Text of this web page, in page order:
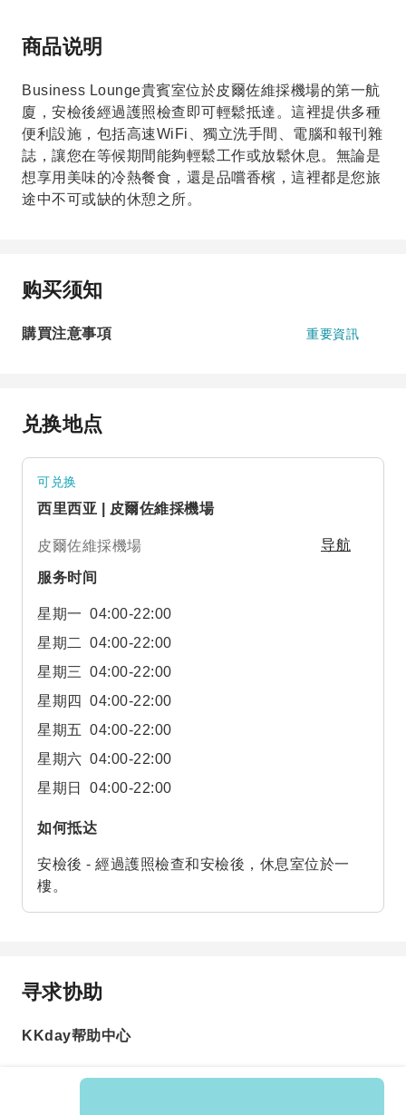
商品说明
Business Lounge貴賓室位於皮爾佐維採機場的第一航
廈，安檢後經過護照檢查即可輕鬆抵達。這裡提供多種
便利設施，包括高速WiFi、獨立洗手間、電腦和報刊雜
誌，讓您在等候期間能夠輕鬆工作或放鬆休息。無論是
想享用美味的冷熱餐食，還是品嚐香檳，這裡都是您旅
途中不可或缺的休憩之所。
购买须知
購買注意事項 重要資訊
兑换地点
可兑换
西里西亚 | 皮爾佐維採機場
皮爾佐維採機場 导航
服务时间
星期一 04:00-22:00
星期二
04:00-22:00
星期三 04:00-22:00
星期四
04:00-22:00
星期五 04:00-22:00
星期六 04:00-22:00
星期日
04:00-22:00
如何抵达
安檢後 - 經過護照檢查和安檢後，休息室位於一
樓。
寻求协助
KKday帮助中心